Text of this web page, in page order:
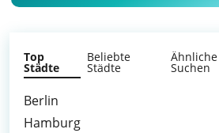
Top
Städte
Beliebte
Städte
Ähnliche
Suchen
Berlin
Hamburg